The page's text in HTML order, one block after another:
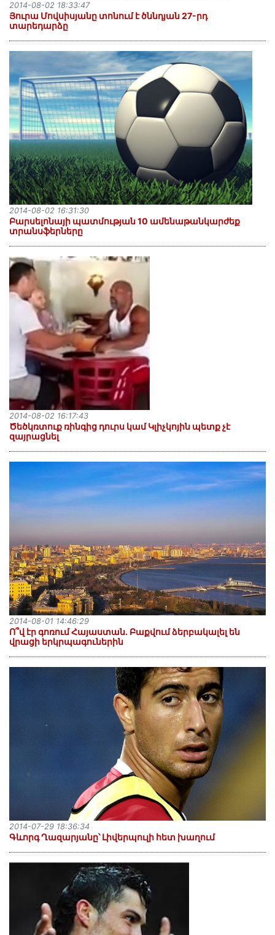
Յուրա Մովսիսյանը տոնում է ծննդյան 27-րդ
տարեդարձը
2014-08-02 18:33:47
Բարսելոնայի պատմության 10 ամենաթանկարժեք
տրանսֆերները
2014-08-02 16:31:30
Ծեծկռտուք ռինգից դուրս կամ Կլիչկոյին պետք չէ
զայրացնել
2014-08-02 16:17:43
Ո՞վ էր գոռում Հայաստան. Բաքվում ձերբակալել են
վրացի երկրպագուներին
2014-08-01 14:46:29
Գևորգ Ղազարյանը՝ Լիվերպուլի հետ խաղում
2014-07-29 18:36:34